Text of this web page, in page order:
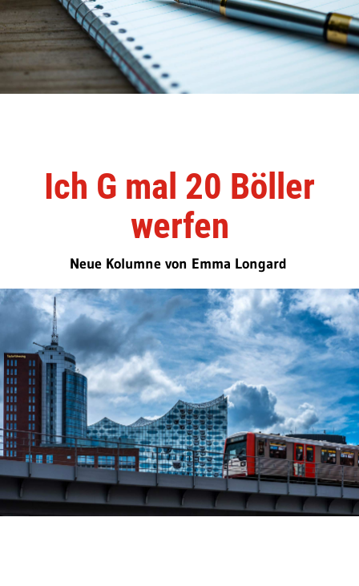
Ich G mal 20 Böller
werfen
Neue Kolumne von Emma Longard